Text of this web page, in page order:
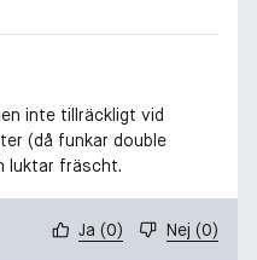
inte tillräckligt vid
(då funkar double
luktar fräscht.
Ja (0) Nej (0)